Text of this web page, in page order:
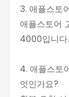
3. 애플스토
애플스토어
4000입니다.
4. 애플스토
엇인가요?